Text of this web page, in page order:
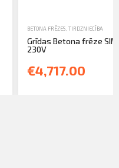
BETONA FRĒZES, TIRDZNIECĪBA
Grīdas Betona frēze
230V
€4,717.00